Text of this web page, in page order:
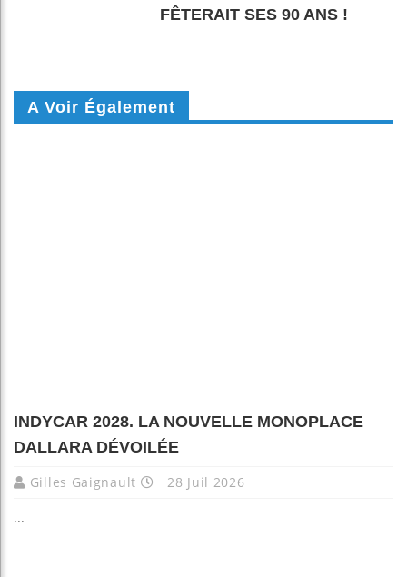
FÊTERAIT SES 90 ANS !
A Voir Également
INDYCAR 2028. LA NOUVELLE MONOPLACE
DALLARA DÉVOILÉE
Gilles Gaignault 28 Juil 2026
...